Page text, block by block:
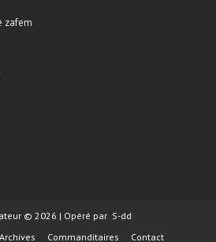
zafem
© 2026 | Opéré par S-dd
Archives Commanditaires
Contact